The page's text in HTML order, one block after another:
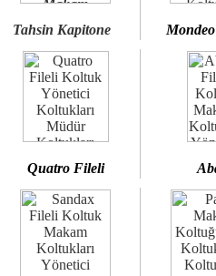
Tahsin Kapitone
Quatro Fileli